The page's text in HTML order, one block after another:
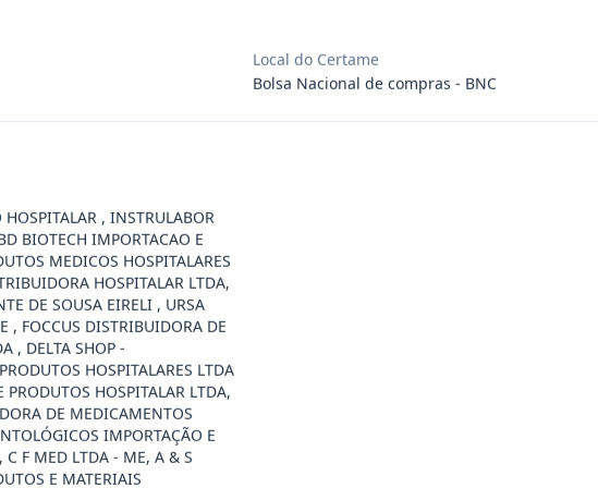
aquisição de materiais de construção
aquisição de gêneros alimentícios, de
aquisição de insumos farmacêuticos e
jurídica para prestação de serviços
jurídicas especializadas para a pr
Local do Certame
Bolsa Nacional de compras - BNC
, INSTRULABOR
BIOTECH IMPORTACAO E
MEDICOS HOSPITALARES
HOSPITALAR LTDA,
DE SOUSA EIRELI , URSA
, FOCCUS DISTRIBUIDORA DE
, DELTA SHOP -
HOSPITALARES LTDA
HOSPITALAR LTDA,
DE MEDICAMENTOS
IMPORTAÇÃO E
C F MED LTDA - ME, A & S
E MATERIAIS